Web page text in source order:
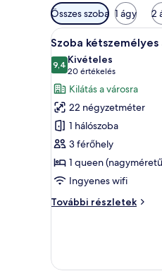
Szobákhoz
rendelkezésre
álló
szűrők
Összes szoba 1 ágy 2
A
következő
szoba
összes
képének
megtekintése:
Szoba
kétszemélyes
ággyal,
kilátással
a
9
Szoba
9,410-ből 9,4
Kivételes
20 értékelés
(20
értékelés)
Kilátás a városra
22 négyzetméter
1 hálószoba
3 férőhely
1 queen
Ingyenes wifi
További részletek
Szoba
városra